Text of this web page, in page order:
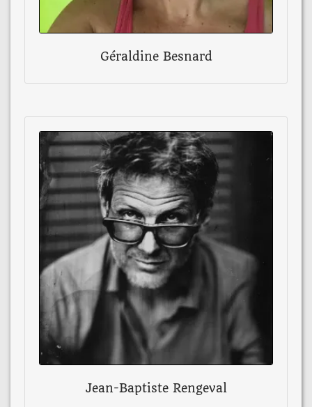
Géraldine Besnard
Jean-Baptiste Rengeval